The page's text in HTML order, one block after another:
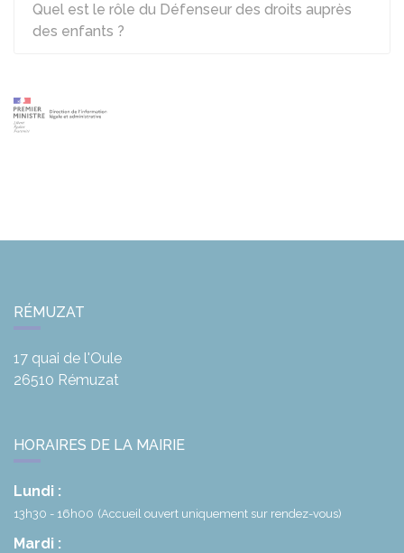
Quel est le rôle du Défenseur des droits auprès
des enfants ?
RÉMUZAT
17 quai de l'Oule
26510 Rémuzat
HORAIRES DE LA MAIRIE
Lundi :
13h30 - 16h00 (Accueil ouvert uniquement sur rendez-vous)
Mardi :